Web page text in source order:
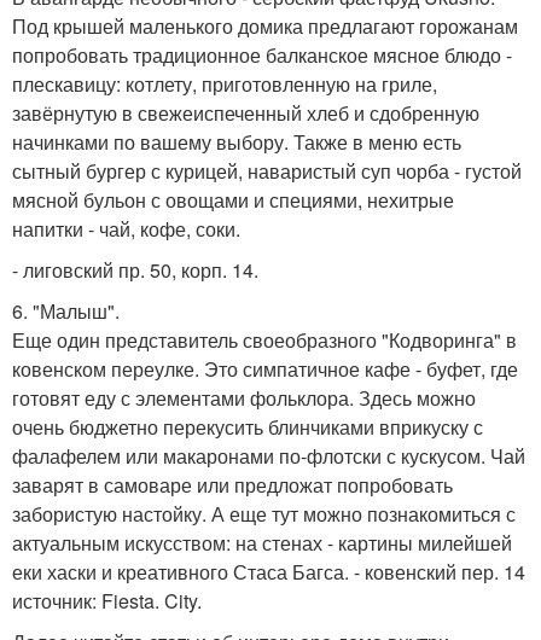
Под крышей маленького домика предлагают горожанам
попробовать традиционное балканское мясное блюдо -
плескавицу: котлету, приготовленную на гриле,
завёрнутую в свежеиспеченный хлеб и сдобренную
начинками по вашему выбору. Также в меню есть
сытный бургер с курицей, наваристый суп чорба - густой
мясной бульон с овощами и специями, нехитрые
напитки - чай, кофе, соки.
- лиговский пр. 50, корп. 14.
6. "Малыш".
Еще один представитель своеобразного "Кодворинга" в
ковенском переулке. Это симпатичное кафе - буфет, где
готовят еду с элементами фольклора. Здесь можно
очень бюджетно перекусить блинчиками вприкуску с
фалафелем или макаронами по-флотски с кускусом. Чай
заварят в самоваре или предложат попробовать
забористую настойку. А еще тут можно познакомиться с
актуальным искусством: на стенах - картины милейшей
еки хаски и креативного Стаса Багса. - ковенский пер. 14
источник: Fiesta. City.